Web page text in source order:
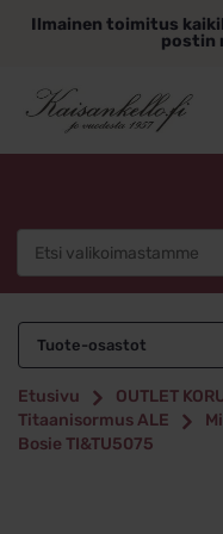
sisältöönIlmainen toimitus
postin
Tuote-osastot
Etusivu OUTLET
Titaanisormus ALE
Bosie TI&TU5075